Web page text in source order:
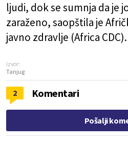
ljudi, dok se sumnja da je
zaraženo, saopštila je
javno zdravlje (Africa CDC).
Izvor:
Tanjug
2 Komentari
Pošalji